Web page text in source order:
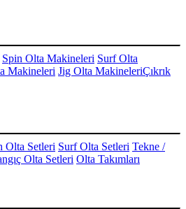
Spin Olta Makineleri Surf Olta
Makineleri Jig Olta MakineleriÇıkrık
Olta Setleri Surf Olta Setleri Tekne /
Olta Setleri Olta Takımları